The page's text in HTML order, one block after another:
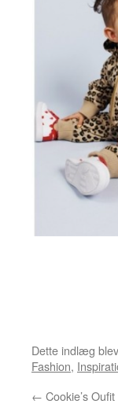
Dette indlæg
Fashion,
← Cookie’s